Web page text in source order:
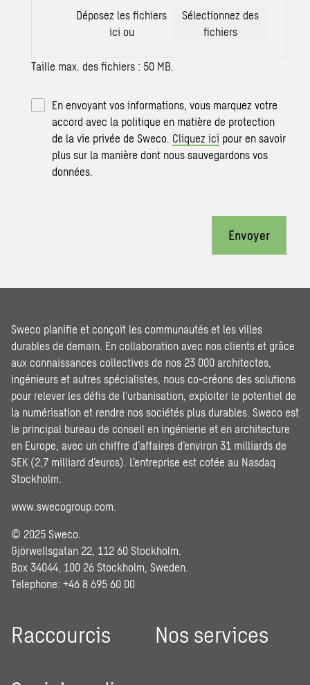
Déposez les fichiers
ici ou
Sélectionnez des
fichiers
Taille max. des fichiers : 50 MB.
En envoyant vos informations, vous marquez votre
accord avec la politique en matière de protection
de la vie privée de Sweco. Cliquez ici pour en savoir
plus sur la manière dont nous sauvegardons vos
données.
Envoyer
Sweco planifie et conçoit les communautés et les villes
durables de demain. En collaboration avec nos clients et grâce
aux connaissances collectives de nos 23 000 architectes,
ingénieurs et autres spécialistes, nous co-créons des solutions
pour relever les défis de l’urbanisation, exploiter le potentiel de
la numérisation et rendre nos sociétés plus durables. Sweco est
le principal bureau de conseil en ingénierie et en architecture
en Europe, avec un chiffre d’affaires d’environ 31 milliards de
SEK (2,7 milliard d’euros). L’entreprise est cotée au Nasdaq
Stockholm.
www.swecogroup.com
© 2025 Sweco.
Gjörwellsgatan 22, 112 60 Stockholm.
Box 34044, 100 26 Stockholm, Sweden.
Telephone: +46 8 695 60 00
Raccourcis Nos services